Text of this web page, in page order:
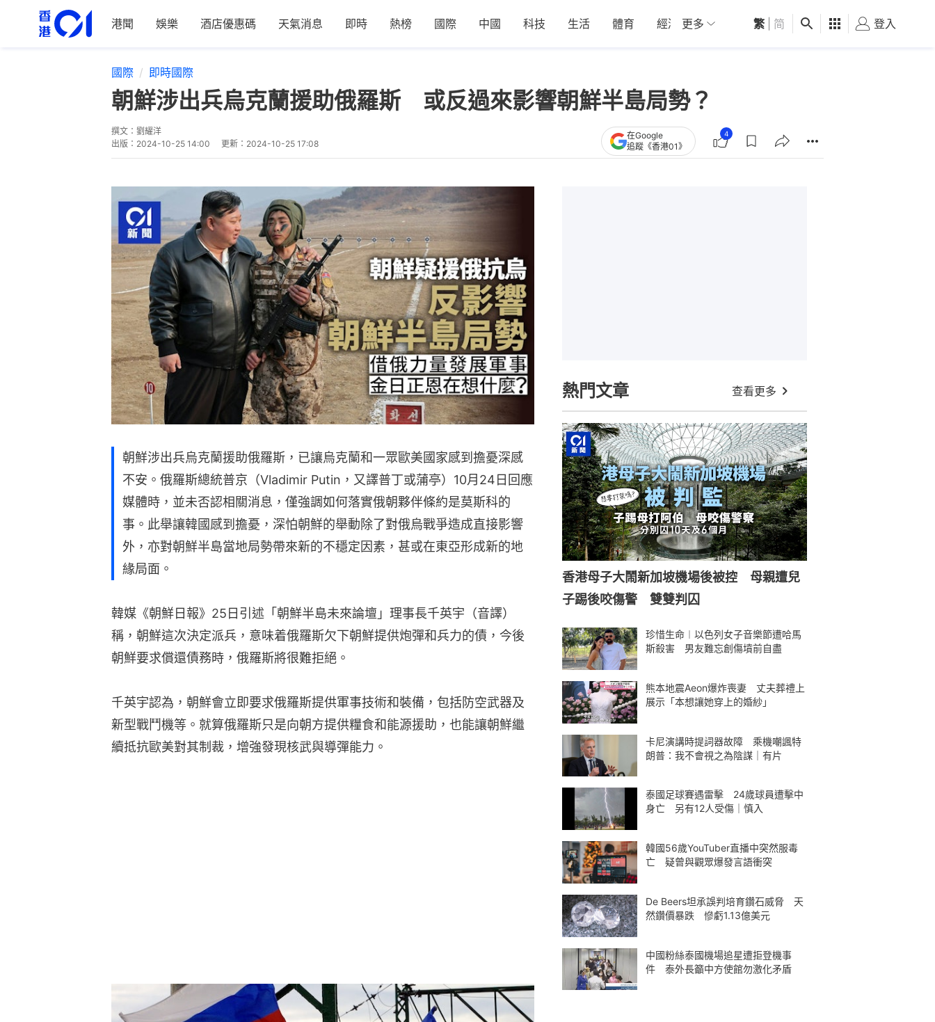
港聞 娛樂 酒店優惠碼 天氣消息 即時 熱榜 國際 中國 科技 生活 體育 經濟 01深圳 觀點 健康 好食玩飛
更多 繁 简 登入
國際 即時國際
朝鮮涉出兵烏克蘭援助俄羅斯 或反過來影響朝鮮半島局勢？
撰文： 劉耀洋
出版： 2024-10-25 14:00 更新： 2024-10-25 17:08
在Google
追蹤《香港01》
4
朝鮮涉出兵烏克蘭援助俄羅斯，已讓烏克蘭和一眾歐美國家感到擔憂深感
不安。俄羅斯總統普京（Vladimir Putin，又譯普丁或蒲亭）10月24日回應
媒體時，並未否認相關消息，僅強調如何落實俄朝夥伴條約是莫斯科的
事。此舉讓韓國感到擔憂，深怕朝鮮的舉動除了對俄烏戰爭造成直接影響
外，亦對朝鮮半島當地局勢帶來新的不穩定因素，甚或在東亞形成新的地
緣局面。
韓媒《朝鮮日報》25日引述「朝鮮半島未來論壇」理事長千英宇（音譯）
稱，朝鮮這次決定派兵，意味着俄羅斯欠下朝鮮提供炮彈和兵力的債，今後
朝鮮要求償還債務時，俄羅斯將很難拒絕。
千英宇認為，朝鮮會立即要求俄羅斯提供軍事技術和裝備，包括防空武器及
新型戰鬥機等。就算俄羅斯只是向朝方提供糧食和能源援助，也能讓朝鮮繼
續抵抗歐美對其制裁，增強發現核武與導彈能力。
熱門文章 查看更多
香港母子大鬧新加坡機場後被控 母親遭兒
子踢後咬傷警 雙雙判囚
珍惜生命︱以色列女子音樂節遭哈馬
斯殺害 男友難忘創傷墳前自盡
熊本地震Aeon爆炸喪妻 丈夫葬禮上
展示「本想讓她穿上的婚紗」
卡尼演講時提詞器故障 乘機嘲諷特
朗普：我不會視之為陰謀｜有片
泰國足球賽遇雷擊 24歲球員遭擊中
身亡 另有12人受傷｜慎入
韓國56歲YouTuber直播中突然服毒
亡 疑曾與觀眾爆發言語衝突
De Beers坦承誤判培育鑽石威脅 天
然鑽價暴跌 慘虧1.13億美元
中國粉絲泰國機場追星遭拒登機事
件 泰外長籲中方使館勿激化矛盾